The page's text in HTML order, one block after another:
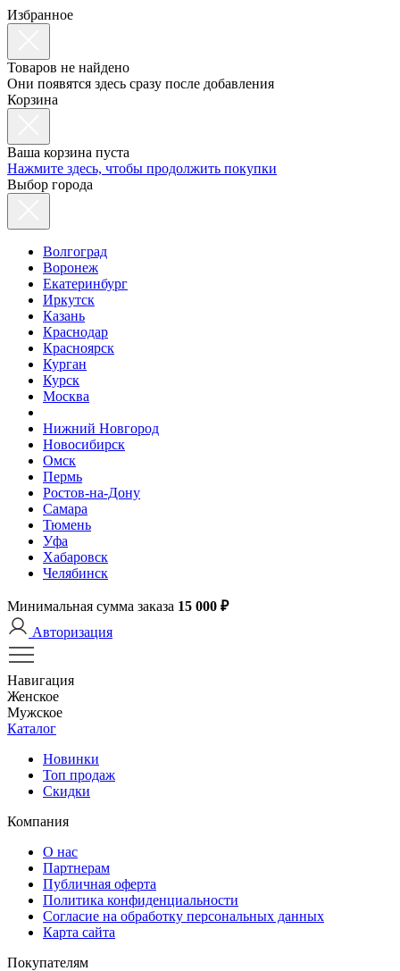
Избранное
Товаров не найдено
Они появятся здесь сразу после добавления
Корзина
Ваша корзина пуста
Нажмите здесь, чтобы продолжить покупки
Выбор города
Волгоград
Воронеж
Екатеринбург
Иркутск
Казань
Краснодар
Красноярск
Курган
Курск
Москва
Нижний Новгород
Новосибирск
Омск
Пермь
Ростов-на-Дону
Самара
Тюмень
Уфа
Хабаровск
Челябинск
Минимальная сумма заказа 15 000 ₽
Авторизация
Навигация
Женское
Мужское
Каталог
Новинки
Топ продаж
Скидки
Компания
О нас
Партнерам
Публичная оферта
Политика конфиденциальности
Согласие на обработку персональных данных
Карта сайта
Покупателям